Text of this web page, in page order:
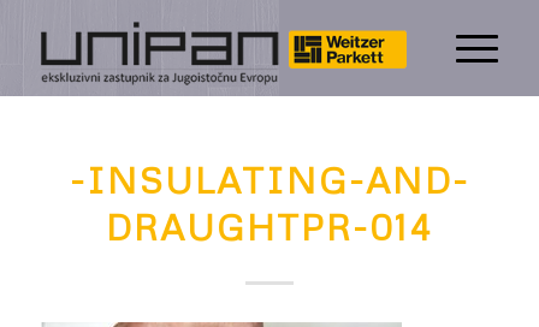
-INSULATING-AND-
DRAUGHTPR-014